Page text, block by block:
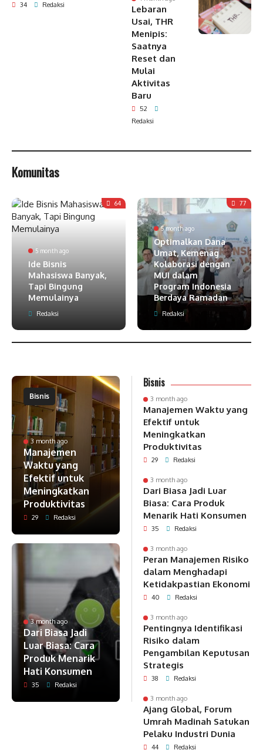
34 Redaksi
Lebaran
Usai, THR
Menipis:
Saatnya
Reset dan
Mulai
Aktivitas
Baru
52
Redaksi
Komunitas
64
5 month ago
Ide Bisnis
Mahasiswa Banyak,
Tapi Bingung
Memulainya
Redaksi
77
5 month ago
Optimalkan Dana
Umat, Kemenag
Kolaborasi dengan
MUI dalam
Program Indonesia
Berdaya Ramadan
Redaksi
Bisnis
3 month ago
Manajemen
Waktu yang
Efektif untuk
Meningkatkan
Produktivitas
29 Redaksi
3 month ago
Dari Biasa Jadi
Luar Biasa: Cara
Produk Menarik
Hati Konsumen
35 Redaksi
Bisnis
3 month ago
Manajemen Waktu yang
Efektif untuk
Meningkatkan
Produktivitas
29 Redaksi
3 month ago
Dari Biasa Jadi Luar
Biasa: Cara Produk
Menarik Hati Konsumen
35 Redaksi
3 month ago
Peran Manajemen Risiko
dalam Menghadapi
Ketidakpastian Ekonomi
40 Redaksi
3 month ago
Pentingnya Identifikasi
Risiko dalam
Pengambilan Keputusan
Strategis
38 Redaksi
3 month ago
Ajang Global, Forum
Umrah Madinah Satukan
Pelaku Industri Dunia
44 Redaksi